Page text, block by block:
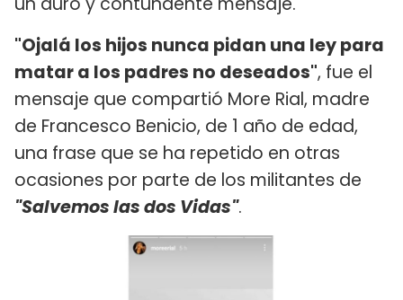
"Ojalá los hijos nunca pidan una ley para
matar a los padres no deseados", fue el
mensaje que compartió More Rial, madre
de Francesco Benicio, de 1 año de edad,
una frase que se ha repetido en otras
ocasiones por parte de los militantes de
"Salvemos las dos Vidas".